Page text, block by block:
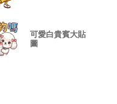
可愛白貴賓大貼
圖